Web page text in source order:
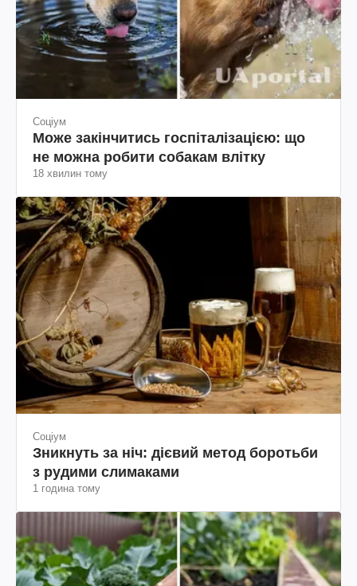
Соціум
Може закінчитись госпіталізацією: що
не можна робити собакам влітку
18 хвилин тому
Соціум
Зникнуть за ніч: дієвий метод боротьби
з рудими слимаками
1 година тому